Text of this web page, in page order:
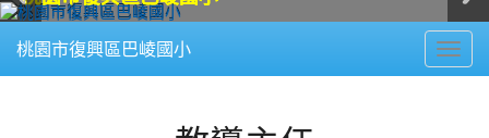
桃園市復興區巴崚國小